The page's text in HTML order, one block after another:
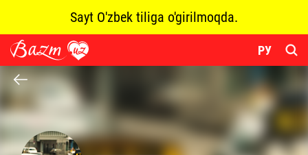
Sayt O'zbek tiliga o'girilmoqda.
РУ